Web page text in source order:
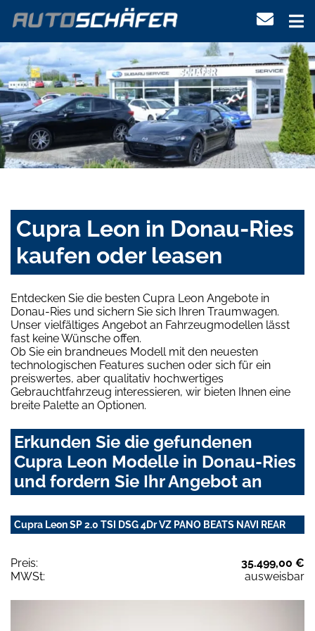
Cupra Leon in Donau-Ries
kaufen oder leasen
Entdecken Sie die besten Cupra Leon Angebote in
Donau-Ries und sichern Sie sich Ihren Traumwagen.
Unser vielfältiges Angebot an Fahrzeugmodellen lässt
fast keine Wünsche offen.
Ob Sie ein brandneues Modell mit den neuesten
technologischen Features suchen oder sich für ein
preiswertes, aber qualitativ hochwertiges
Gebrauchtfahrzeug interessieren, wir bieten Ihnen eine
breite Palette an Optionen.
Erkunden Sie die gefundenen
Cupra Leon Modelle in Donau-Ries
und fordern Sie Ihr Angebot an
Cupra Leon SP 2.0 TSI DSG 4Dr VZ PANO BEATS NAVI REAR
Preis:
35.499,00 €
MWSt:
ausweisbar